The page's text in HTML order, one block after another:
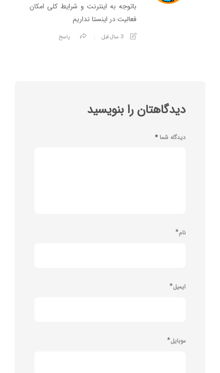
باتوجه به اینترنت و شرایط کلی امکان
فعالیت در اینستا نداریم
3 سال قبل پاسخ
دیدگاهتان را بنویسید
دیدگاه شما*
نام*
ایمیل*
موبایل*